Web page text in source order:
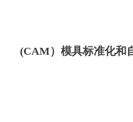
(CAM）模具标准化和